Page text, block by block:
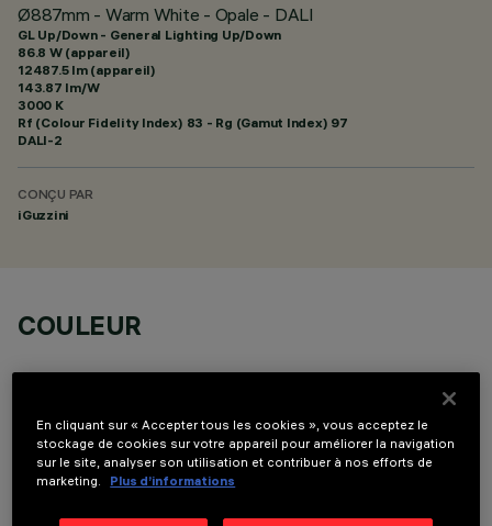
Ø887mm - Warm White - Opale - DALI
GL Up/Down - General Lighting Up/Down
86.8 W (appareil)
12487.5 lm (appareil)
143.87 lm/W
3000 K
Rf (Colour Fidelity Index) 83 - Rg (Gamut Index) 97
DALI-2
CONÇU PAR
iGuzzini
COULEUR
COMPOSANTS OPTIONNELS
En cliquant sur « Accepter tous les cookies », vous acceptez le
stockage de cookies sur votre appareil pour améliorer la navigation
sur le site, analyser son utilisation et contribuer à nos efforts de
marketing.
Plus d’informations